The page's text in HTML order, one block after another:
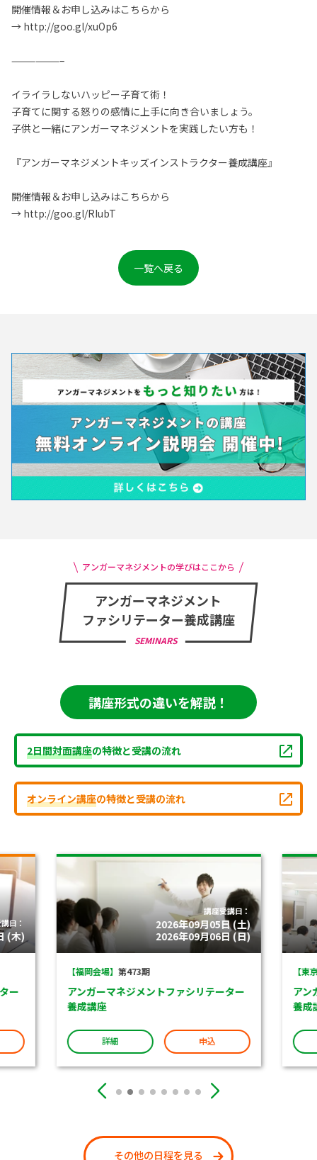
開催情報＆お申し込みはこちらから
→ http://goo.gl/xuOp6
——————–
イライラしないハッピー子育て術！
子育てに関する怒りの感情に上手に向き合いましょう。
子供と一緒にアンガーマネジメントを実践したい方も！
『アンガーマネジメントキッズインストラクター養成講座』
開催情報＆お申し込みはこちらから
→ http://goo.gl/RIubT
一覧へ戻る
アンガーマネジメントの学びはここから
アンガーマネジメント
ファシリテーター養成講座
SEMINARS
講座形式の違いを解説！
2日間対面講座の特徴と受講の流れ
オンライン講座の特徴と受講の流れ
日：
(木)
ー
講座受講日：
2026年09月05日 (土)
2026年09月06日 (日)
【福岡会場】 第473期
アンガーマネジメントファシリテーター
養成講座
詳細 申込
【東
アン
養成
その他の日程を見る